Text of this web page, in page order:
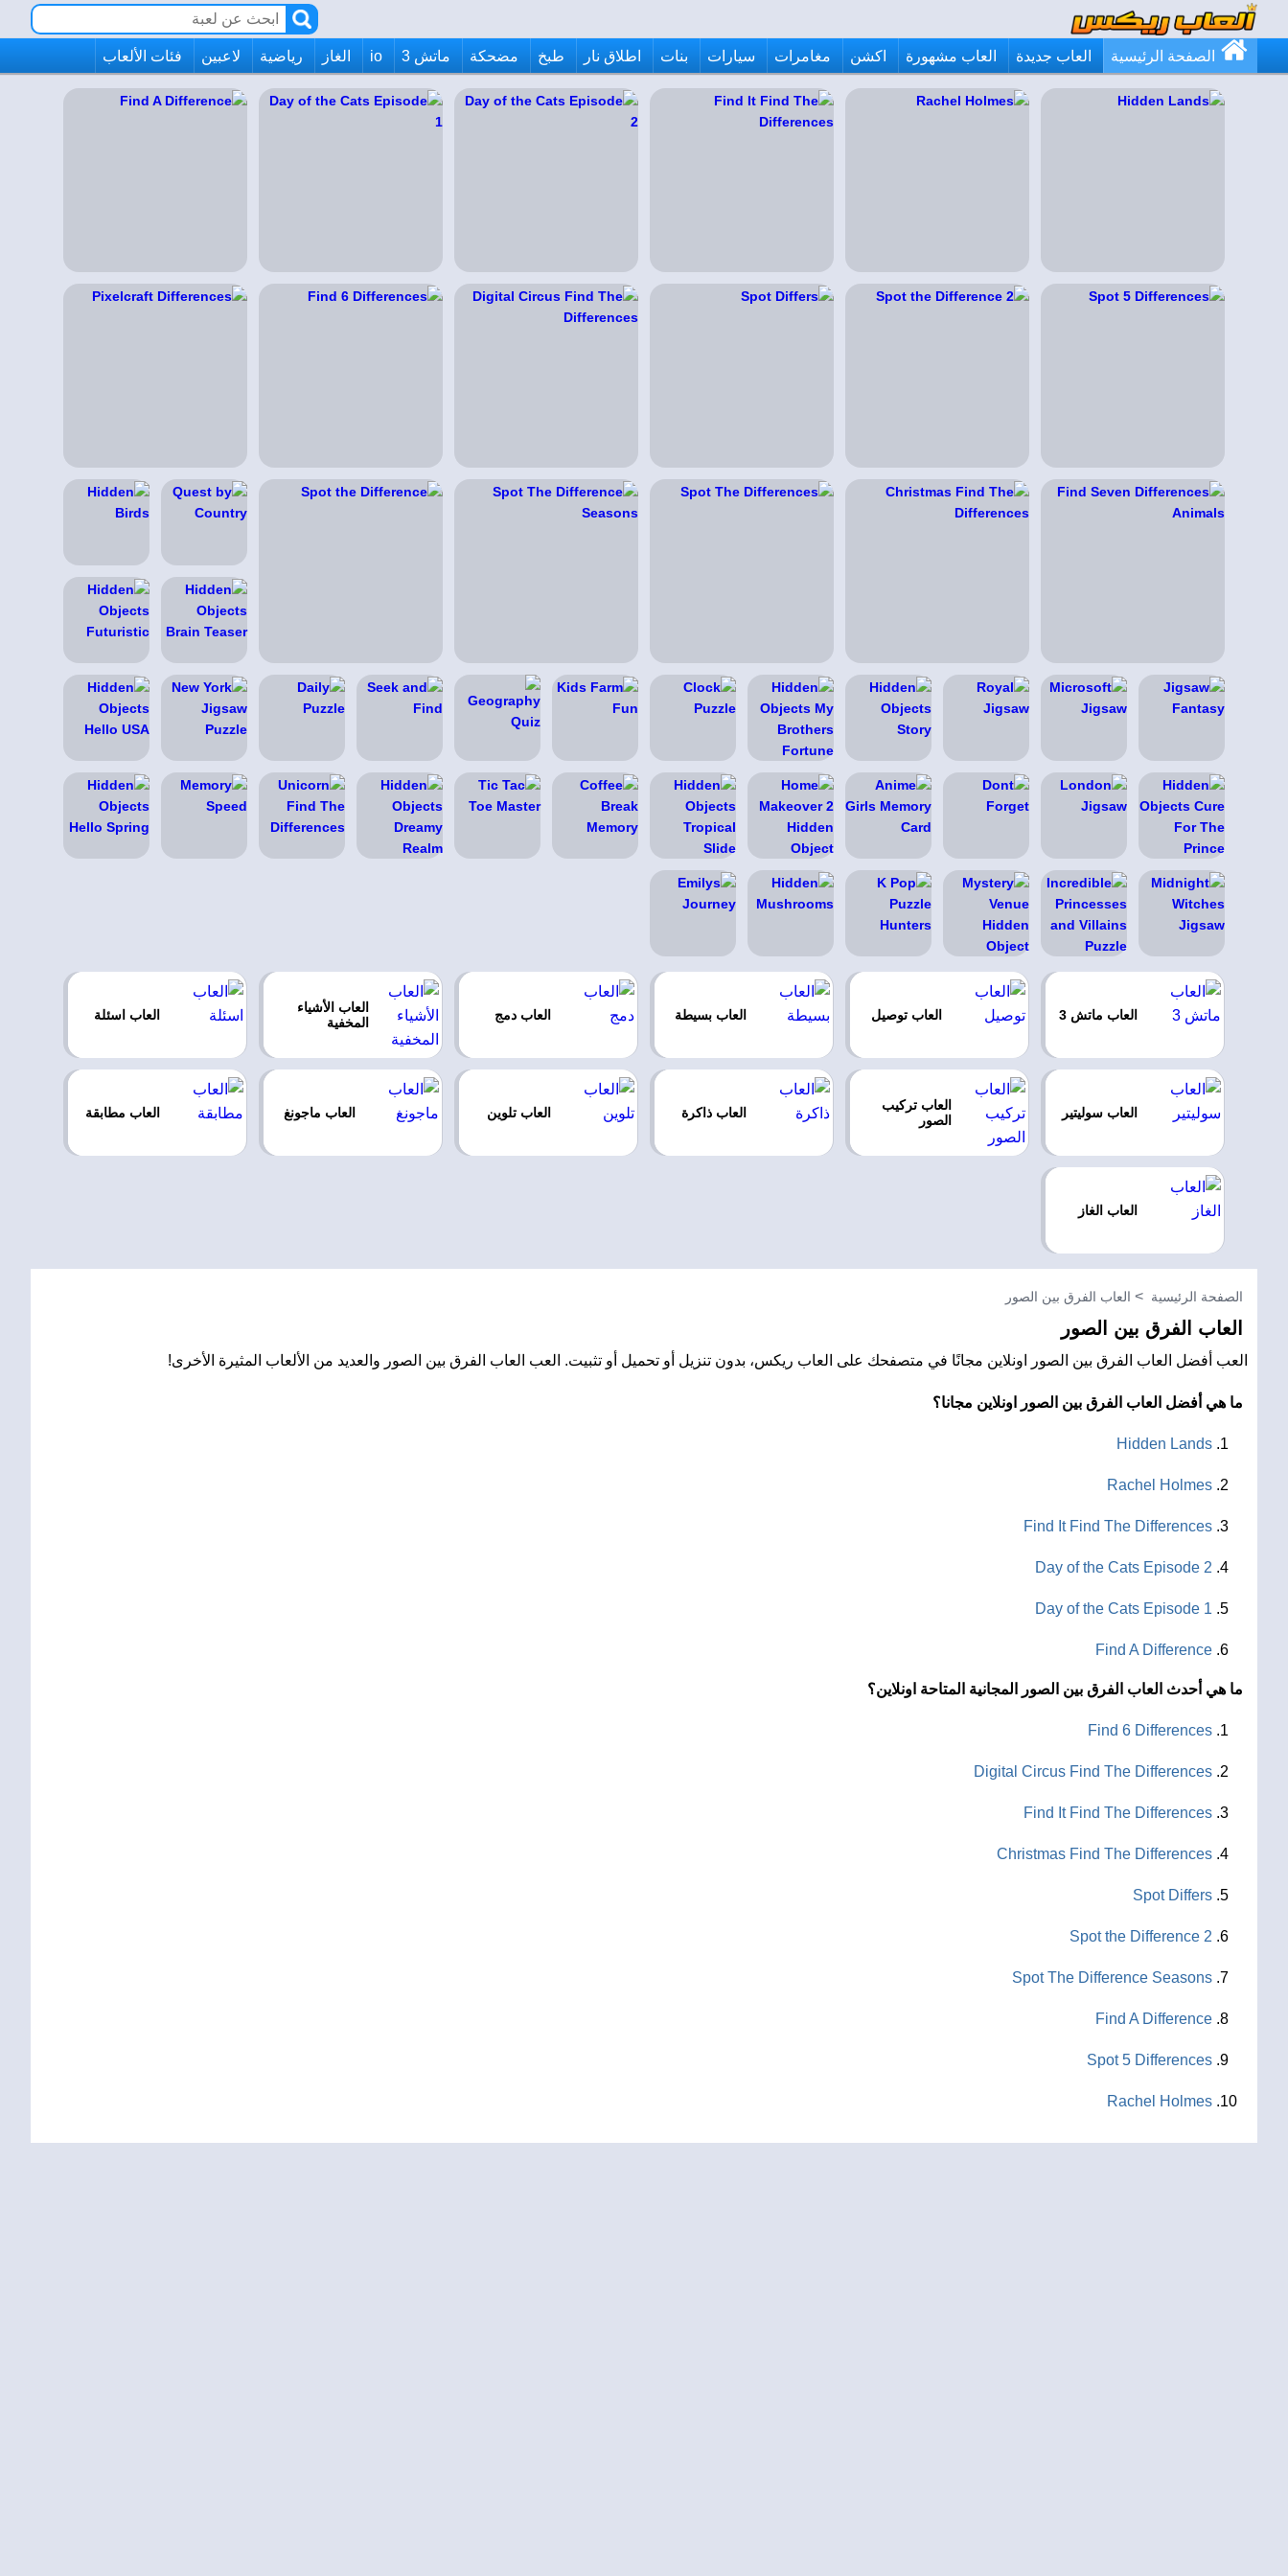
الصفحة الرئيسية العاب جديدة العاب مشهورة اكشن مغامرات سيارات بنات اطلاق نار طبخ مضحكة ماتش 3 io الغاز رياضية لاعبين فئات الألعاب
العاب ماتش 3 العاب توصيل العاب بسيطة العاب دمج
العاب الأشياء
المخفية
العاب اسئلة
العاب سوليتير
العاب تركيب
الصور
العاب ذاكرة العاب تلوين العاب ماجونغ العاب مطابقة
العاب الغاز
الصفحة الرئيسية العاب الفرق بين الصور
العاب الفرق بين الصور
العب أفضل العاب الفرق بين الصور اونلاين مجانًا في متصفحك على العاب ريكس، بدون تنزيل أو تحميل أو تثبيت. العب العاب الفرق بين الصور والعديد من الألعاب المثيرة الأخرى!
ما هي أفضل العاب الفرق بين الصور اونلاين مجانا؟
Hidden Lands
Rachel Holmes
Find It Find The Differences
Day of the Cats Episode 2
Day of the Cats Episode 1
Find A Difference
ما هي أحدث العاب الفرق بين الصور المجانية المتاحة اونلاين؟
Find 6 Differences
Digital Circus Find The Differences
Find It Find The Differences
Christmas Find The Differences
Spot Differs
Spot the Difference 2
Spot The Difference Seasons
Find A Difference
Spot 5 Differences
Rachel Holmes